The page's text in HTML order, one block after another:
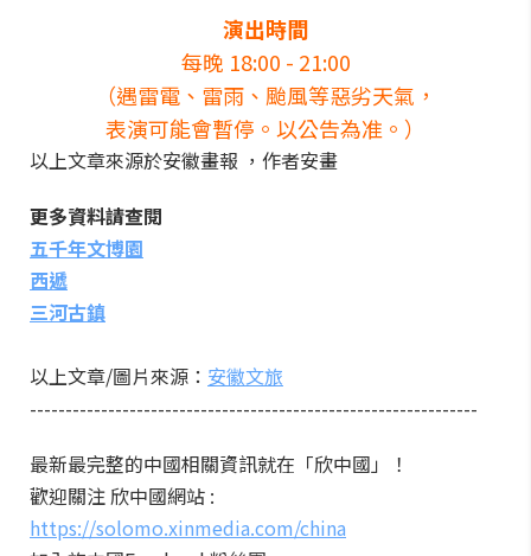
演出時間
每晚 18:00 - 21:00
（遇雷電、雷雨、颱風等惡劣天氣，
表演可能會暫停。以公告為准。）
以上文章來源於安徽畫報 ，作者安畫
更多資料請查閱
五千年文博園
西遞
三河古鎮
以上文章/圖片來源： 安徽文旅
---------------------------------------------------------------
最新最完整的中國相關資訊就在「欣中國」！
歡迎關注 欣中國網站 :
https://solomo.xinmedia.com/china